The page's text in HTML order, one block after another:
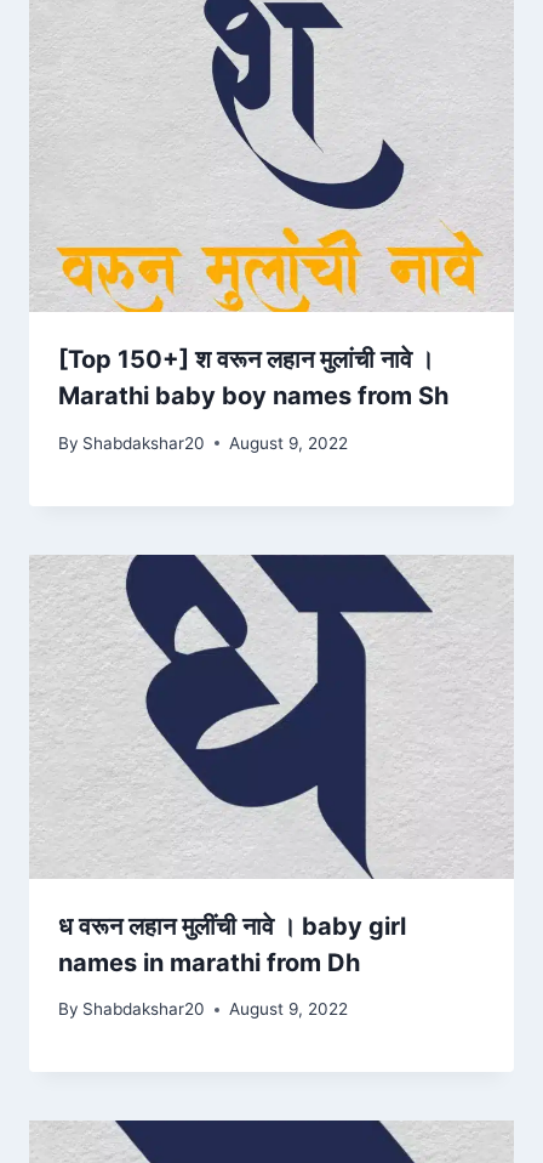
[Top 150+] श वरून लहान मुलांची नावे ।
Marathi baby boy names from Sh
By Shabdakshar20 August 9, 2022
ध वरून लहान मुलींची नावे । baby girl
names in marathi from Dh
By Shabdakshar20 August 9, 2022